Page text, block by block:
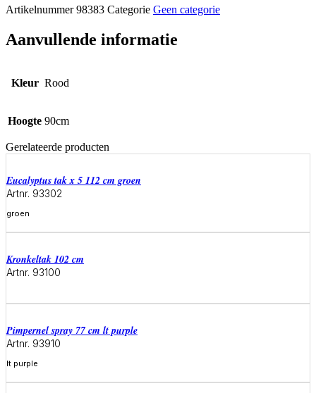
Artikelnummer98383 Categorie Geen categorie
Aanvullende informatie
Kleur Rood
Hoogte 90cm
Gerelateerde producten
eucalyptus tak x 5 112 cm groen
Artnr. 93302
groen
Meer informatie
kronkeltak 102 cm
Artnr. 93100
pimpernel spray 77 cm lt purple
Artnr. 93910
lt purple
Meer informatie